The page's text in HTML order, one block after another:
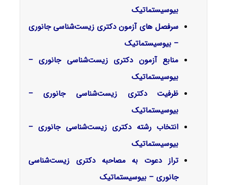
بیوسیستماتیک
سرفصل‌ های آزمون دکتری زیست‌شناسی جانوری
– بیوسیستماتیک
منابع آزمون دکتری زیست‌شناسی جانوری –
بیوسیستماتیک
ظرفیت دکتری زیست‌شناسی جانوری –
بیوسیستماتیک
انتخاب رشته دکتری زیست‌شناسی جانوری –
بیوسیستماتیک
تراز دعوت به مصاحبه دکتری زیست‌شناسی
جانوری – بیوسیستماتیک